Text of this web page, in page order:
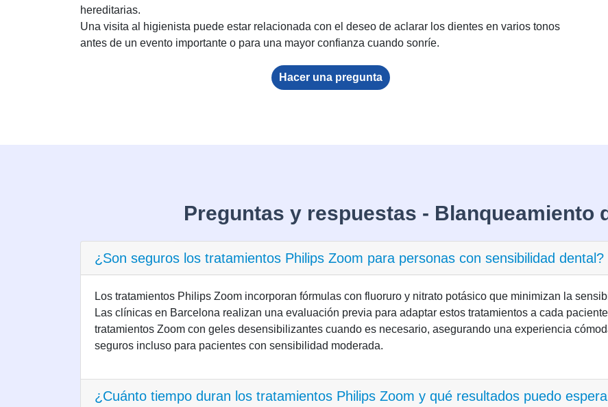
hereditarias.
Una visita al higienista puede estar relacionada con el deseo de aclarar los dientes en varios tonos
antes de un evento importante o para una mayor confianza cuando sonríe.
Hacer una pregunta
Preguntas y respuestas - Blanqueamiento
¿Son seguros los tratamientos Philips Zoom para personas con sensibilidad dental?
Los tratamientos Philips Zoom incorporan fórmulas con fluoruro y nitrato potásico que minimizan la
Las clínicas en Barcelona realizan una evaluación previa para adaptar estos tratamientos a cada
tratamientos Zoom con geles desensibilizantes cuando es necesario, asegurando una experiencia
seguros incluso para pacientes con sensibilidad moderada.
¿Cuánto tiempo duran los tratamientos Philips Zoom y qué resultados puedo